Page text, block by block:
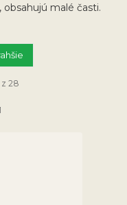
malé časti.
28